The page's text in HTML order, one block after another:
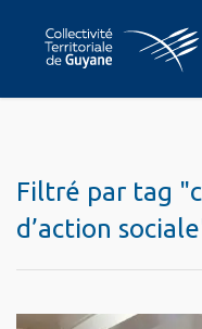
Filtré par tag
d’action